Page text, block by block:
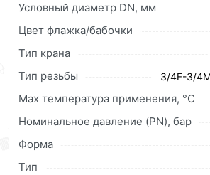
описанием, характеристиками и
соответствует всем стандартам
купленного товарa в течение 30
Условный диаметр DN, мм
Цвет флажка/бабочки
Тип крана
Тип резьбы 3/4F-3/
Max температура применения, °С
Номинальное давление (PN), бар
Форма
Тип